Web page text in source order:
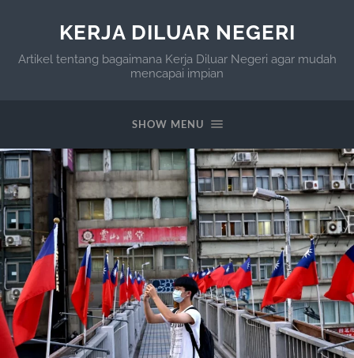
KERJA DILUAR NEGERI
Artikel tentang bagaimana Kerja Diluar Negeri agar mudah
mencapai impian
SHOW MENU